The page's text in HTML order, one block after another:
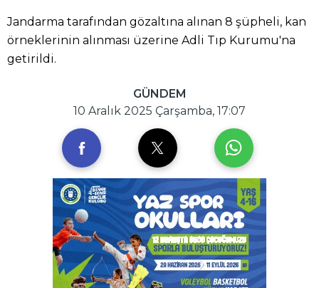
Jandarma tarafından gözaltına alınan 8 şüpheli, kan
örneklerinin alınması üzerine Adli Tıp Kurumu'na
getirildi.
GÜNDEM
10 Aralık 2025 Çarşamba, 17:07